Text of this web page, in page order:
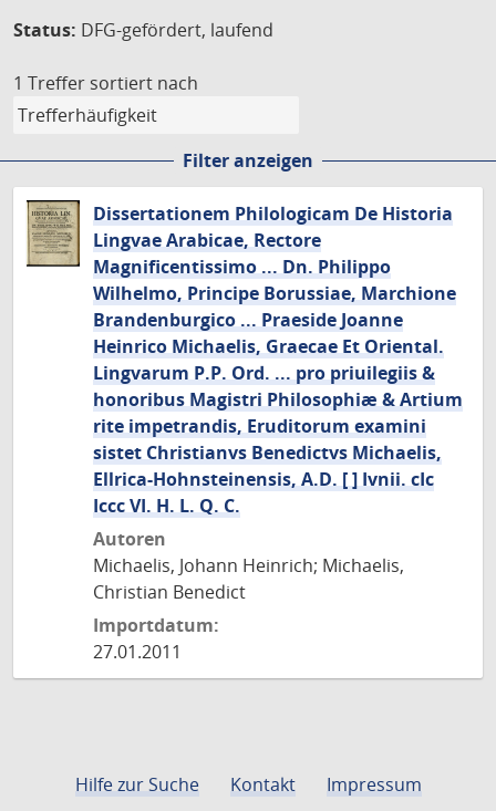
Status: DFG-gefördert, laufend
1 Treffer sortiert nach
Filter anzeigen
Dissertationem Philologicam De Historia
Lingvae Arabicae, Rectore
Magnificentissimo ... Dn. Philippo
Wilhelmo, Principe Borussiae, Marchione
Brandenburgico ... Praeside Joanne
Heinrico Michaelis, Graecae Et Oriental.
Lingvarum P.P. Ord. ... pro priuilegiis &
honoribus Magistri Philosophiæ & Artium
rite impetrandis, Eruditorum examini
sistet Christianvs Benedictvs Michaelis,
Ellrica-Hohnsteinensis, A.D. [ ] Ivnii. cIc
Iccc VI. H. L. Q. C.
Autoren
Michaelis, Johann Heinrich; Michaelis,
Christian Benedict
Importdatum:
27.01.2011
Hilfe zur Suche Kontakt
Impressum